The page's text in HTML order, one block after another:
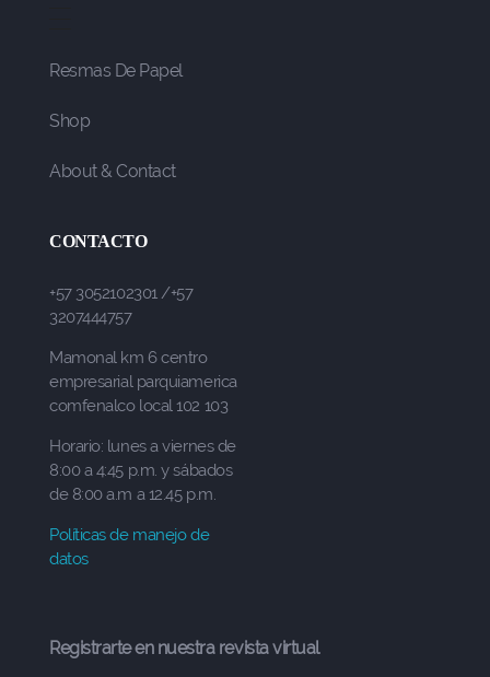
Resmas De Papel
Shop
About & Contact
CONTACTO
+57 3052102301 /+57
3207444757
Mamonal km 6 centro
empresarial parquiamerica
comfenalco local 102 103
Horario: lunes a viernes de
8:00 a 4:45 p.m. y sábados
de 8:00 a.m a 12.45 p.m.
Políticas de manejo de
datos
Registrarte en nuestra revista virtual